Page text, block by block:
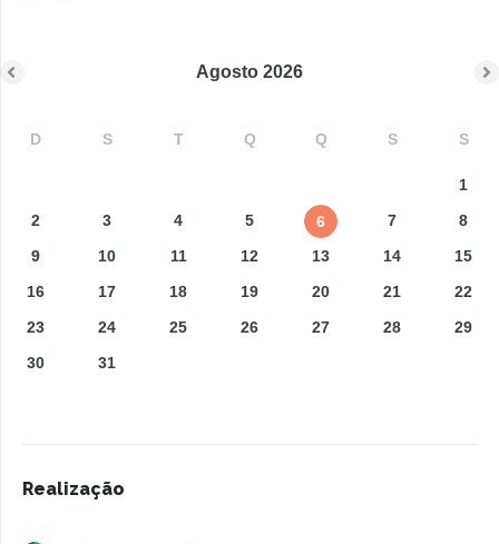
Agosto 2026
D S T Q Q S S
1
2
3 4 5 6 7
8
9
10 11 12 13 14
15
16
17 18 19 20 21
22
23
24 25 26 27 28
29
30
31
Realização